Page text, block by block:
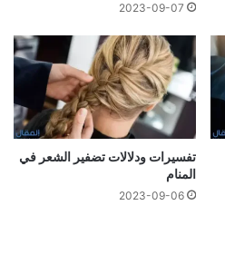
2023-09-07
تفسيرات ودلالات تضفير الشعر في
المنام
2023-09-06